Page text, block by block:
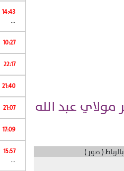
عبد الله
14:43
...
10:27
22:17
21:40
21:07
17:09
15:57
...